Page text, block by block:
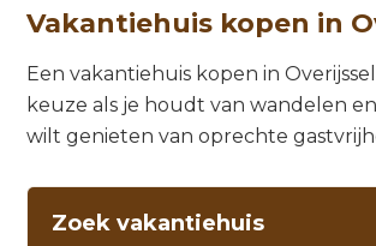
Vakantiehuis kopen in
Een vakantiehuis kopen in
keuze als je houdt van wandelen
wilt genieten van oprechte
Zoek vakantiehuis